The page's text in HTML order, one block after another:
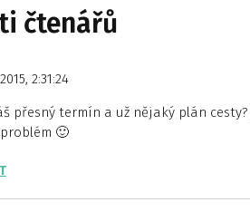
čtenářů
2:31:24
přesný termín a už nějaký plán
🙂